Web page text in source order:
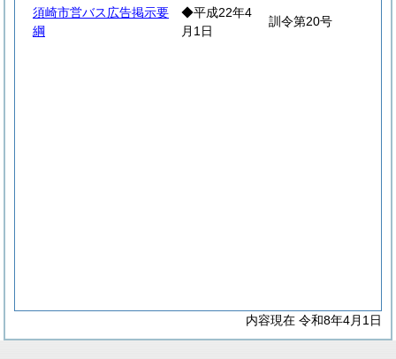
須崎市営バス広告掲示要
綱
◆平成22年4
月1日
訓令第20号
内容現在 令和8年4月1日